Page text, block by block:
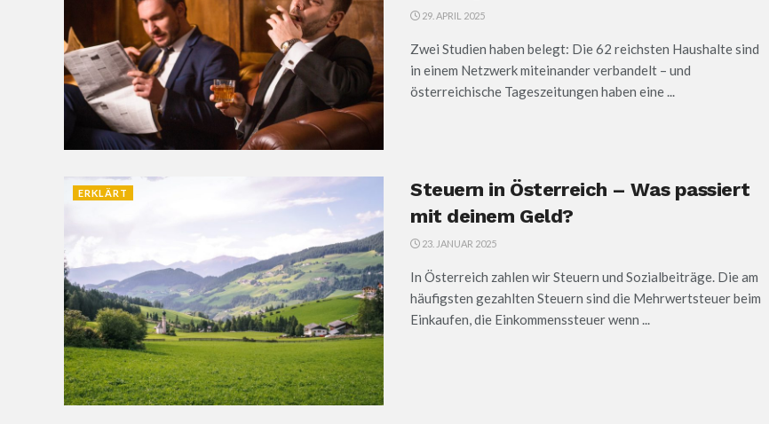
29. APRIL 2025
Zwei Studien haben belegt: Die 62 reichsten Haushalte sind
in einem Netzwerk miteinander verbandelt – und
österreichische Tageszeitungen haben eine ...
ERKLÄRT
Steuern in Österreich – Was passiert
mit deinem Geld?
23. JANUAR 2025
In Österreich zahlen wir Steuern und Sozialbeiträge. Die am
häufigsten gezahlten Steuern sind die Mehrwertsteuer beim
Einkaufen, die Einkommenssteuer wenn ...